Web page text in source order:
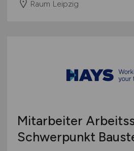
Raum Leipzig
Mitarbeiter
Schwerpunkt